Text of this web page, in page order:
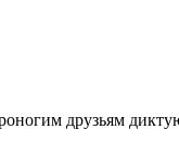
друзьям